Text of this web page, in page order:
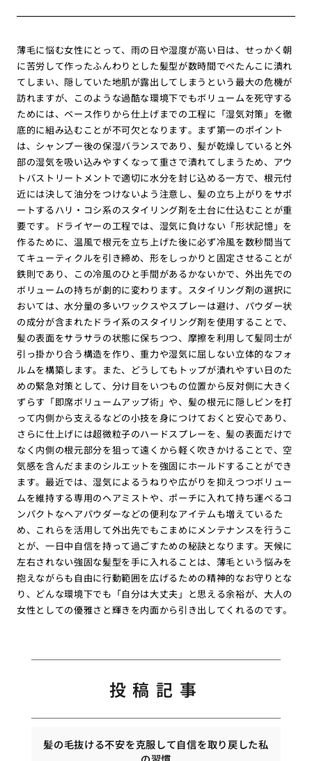
薄毛に悩む女性にとって、雨の日や湿度が高い日は、せっかく朝
に苦労して作ったふんわりとした髪型が数時間でぺたんこに潰れ
てしまい、隠していた地肌が露出してしまうという最大の危機が
訪れますが、このような過酷な環境下でもボリュームを死守する
ためには、ベース作りから仕上げまでの工程に「湿気対策」を徹
底的に組み込むことが不可欠となります。まず第一のポイント
は、シャンプー後の保湿バランスであり、髪が乾燥していると外
部の湿気を吸い込みやすくなって重さで潰れてしまうため、アウ
トバストリートメントで適切に水分を封じ込める一方で、根元付
近には決して油分をつけないよう注意し、髪の立ち上がりをサポ
ートするハリ・コシ系のスタイリング剤を土台に仕込むことが重
要です。ドライヤーの工程では、湿気に負けない「形状記憶」を
作るために、温風で根元を立ち上げた後に必ず冷風を数秒間当て
てキューティクルを引き締め、形をしっかりと固定させることが
鉄則であり、この冷風のひと手間があるかないかで、外出先での
ボリュームの持ちが劇的に変わります。スタイリング剤の選択に
おいては、水分量の多いワックスやスプレーは避け、パウダー状
の成分が含まれたドライ系のスタイリング剤を使用することで、
髪の表面をサラサラの状態に保ちつつ、摩擦を利用して髪同士が
引っ掛かり合う構造を作り、重力や湿気に屈しない立体的なフォ
ルムを構築します。また、どうしてもトップが潰れやすい日のた
めの緊急対策として、分け目をいつもの位置から反対側に大きく
ずらす「即席ボリュームアップ術」や、髪の根元に隠しピンを打
って内側から支えるなどの小技を身につけておくと安心であり、
さらに仕上げには超微粒子のハードスプレーを、髪の表面だけで
なく内側の根元部分を狙って遠くから軽く吹きかけることで、空
気感を含んだままのシルエットを強固にホールドすることができ
ます。最近では、湿気によるうねりや広がりを抑えつつボリュー
ムを維持する専用のヘアミストや、ポーチに入れて持ち運べるコ
ンパクトなヘアパウダーなどの便利なアイテムも増えているた
め、これらを活用して外出先でもこまめにメンテナンスを行うこ
とが、一日中自信を持って過ごすための秘訣となります。天候に
左右されない強固な髪型を手に入れることは、薄毛という悩みを
抱えながらも自由に行動範囲を広げるための精神的なお守りとな
り、どんな環境下でも「自分は大丈夫」と思える余裕が、大人の
女性としての優雅さと輝きを内面から引き出してくれるのです。
投稿記事
髪の毛抜ける不安を克服して自信を取り戻した私